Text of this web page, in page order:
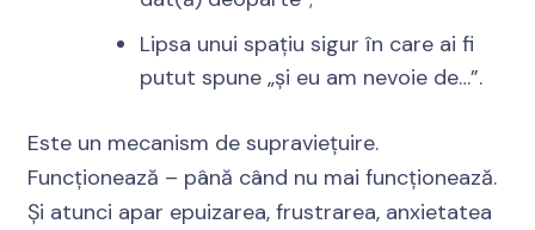
Lipsa unui spațiu sigur în care ai fi
putut spune „și eu am nevoie de…”.
Este un mecanism de supraviețuire.
Funcționează – până când nu mai funcționează.
Și atunci apar epuizarea, frustrarea, anxietatea